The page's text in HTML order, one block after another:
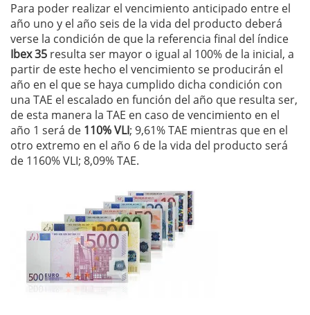
Para poder realizar el vencimiento anticipado entre el
año uno y el año seis de la vida del producto deberá
verse la condición de que la referencia final del índice
Ibex 35 resulta ser mayor o igual al 100% de la inicial, a
partir de este hecho el vencimiento se producirán el
año en el que se haya cumplido dicha condición con
una TAE el escalado en función del año que resulta ser,
de esta manera la TAE en caso de vencimiento en el
año 1 será de 110% VLI; 9,61% TAE mientras que en el
otro extremo en el año 6 de la vida del producto será
de 1160% VLI; 8,09% TAE.